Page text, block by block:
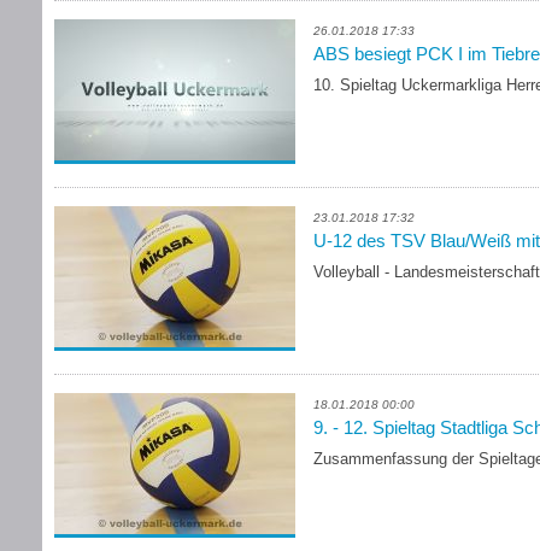
26.01.2018 17:33
ABS besiegt PCK I im
10. Spieltag Uckermarkliga
23.01.2018 17:32
U-12 des TSV Blau/Weiß
Volleyball -
18.01.2018 00:00
9. - 12. Spieltag Stadtliga
Zusammenfassung der